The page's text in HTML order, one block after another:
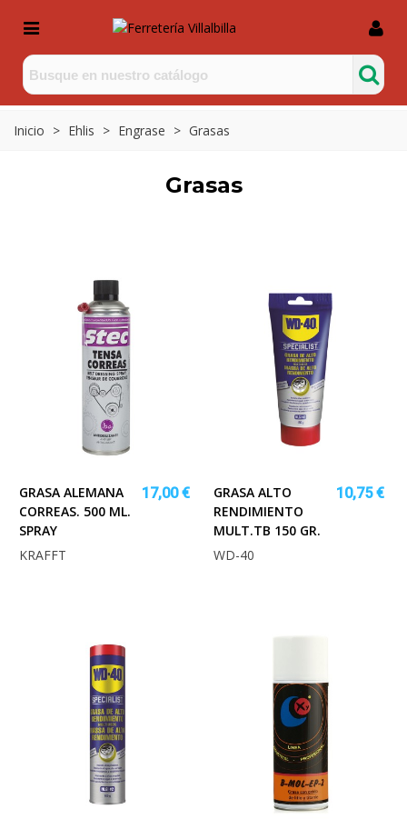
Inicio > Ehlis > Engrase > Grasas
Grasas
GRASA ALEMANA
CORREAS. 500 ML.
SPRAY
17,00 €
KRAFFT
GRASA ALTO
RENDIMIENTO
MULT.TB 150 GR.
10,75 €
WD-40